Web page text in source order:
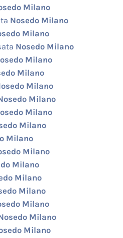
Milano
Nosedo Milano
Milano
Nosedo Milano
Milano
Milano
Milano
Milano
Milano
Milano
Milano
Milano
Milano
Milano
Milano
Milano
Milano
Milano